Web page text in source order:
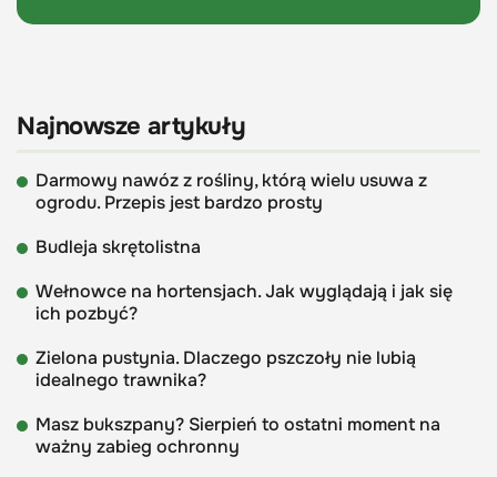
Najnowsze artykuły
Darmowy nawóz z rośliny, którą wielu usuwa z
ogrodu. Przepis jest bardzo prosty
Budleja skrętolistna
Wełnowce na hortensjach. Jak wyglądają i jak się
ich pozbyć?
Zielona pustynia. Dlaczego pszczoły nie lubią
idealnego trawnika?
Masz bukszpany? Sierpień to ostatni moment na
ważny zabieg ochronny